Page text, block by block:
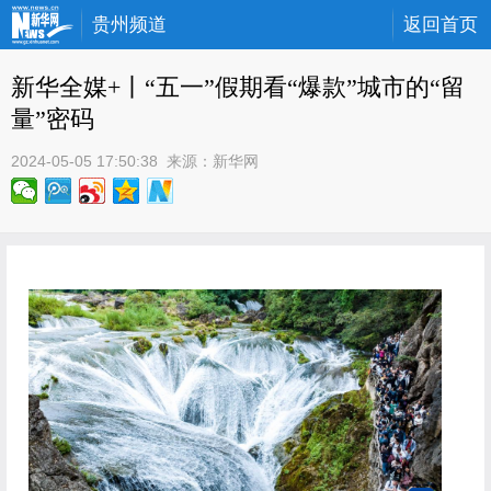
贵州频道 返回首页
新华全媒+丨“五一”假期看“爆款”城市的“留
量”密码
2024-05-05 17:50:38 来源： 新华网